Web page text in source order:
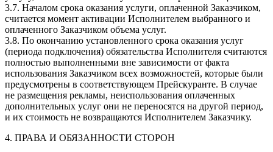
3.7. Началом срока оказания услуги, оплаченной Заказчиком,
считается момент активации Исполнителем выбранного и
оплаченного Заказчиком объема услуг.
3.8. По окончанию установленного срока оказания услуг
(периода подключения) обязательства Исполнителя считаются
полностью выполненными вне зависимости от факта
использования Заказчиком всех возможностей, которые были
предусмотрены в соответствующем Прейскуранте. В случае
не размещения рекламы, неиспользования оплаченных
дополнительных услуг они не переносятся на другой период,
и их стоимость не возвращаются Исполнителем Заказчику.
4. ПРАВА И ОБЯЗАННОСТИ СТОРОН